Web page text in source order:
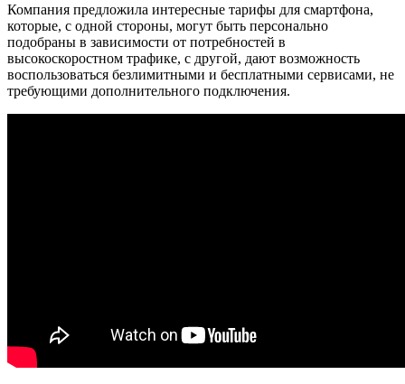
Компания предложила интересные тарифы для смартфона,
которые, с одной стороны, могут быть персонально
подобраны в зависимости от потребностей в
высокоскоростном трафике, с другой, дают возможность
воспользоваться безлимитными и бесплатными сервисами, не
требующими дополнительного подключения.